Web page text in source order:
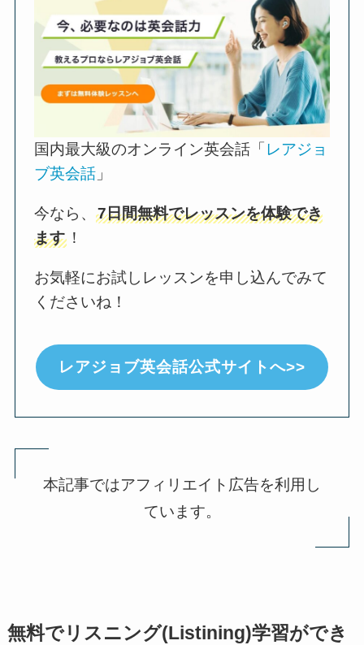
国内最大級のオンライン英会話「 レアジョ
ブ英会話 」
今なら、7日間無料でレッスンを体験でき
ます ！
お気軽にお試しレッスンを申し込んでみて
くださいね！
レアジョブ英会話公式サイトへ>>
本記事ではアフィリエイト広告を利用し
ています。
無料でリスニング(Listining)学習ができ